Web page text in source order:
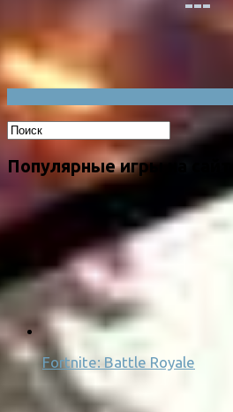
Популярные игры на сайте
Fortnite: Battle Royale